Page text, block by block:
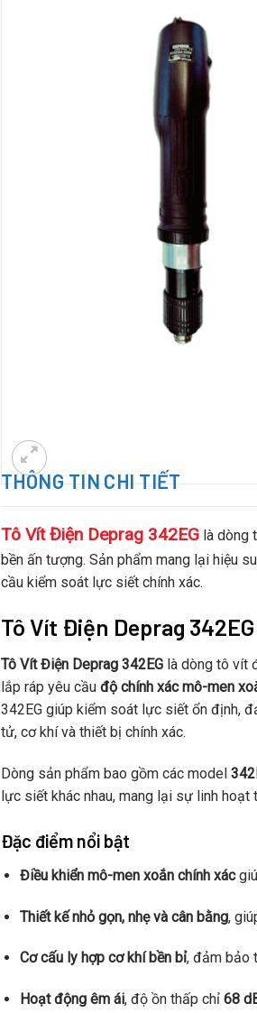
THÔNG TIN CHI TIẾT
Tô Vít Điện Deprag 342EG là dòng
bền ấn tượng. Sản phẩm mang lại hiệu
cầu kiểm soát lực siết chính xác.
Tô Vít Điện Deprag
Tô Vít Điện Deprag 342EG là dòng tô vít
lắp ráp yêu cầu độ chính xác mô-men
342EG giúp kiểm soát lực siết ổn định,
tử, cơ khí và thiết bị chính xác.
Dòng sản phẩm bao gồm các model
lực siết khác nhau, mang lại sự linh
Đặc điểm nổi bật
Điều khiển mô-men xoắn chính xác
Thiết kế nhỏ gọn, nhẹ và cân bằng,
Cơ cấu ly hợp cơ khí bền bỉ, đảm bảo
Hoạt động êm ái, độ ồn thấp chỉ 68